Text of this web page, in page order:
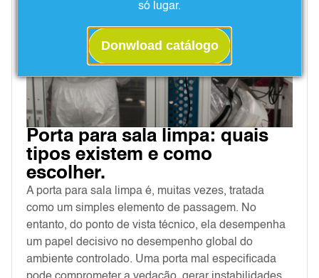
só lugar.
Donwload catálogo
Porta para sala limpa: quais
tipos existem e como
escolher.
A porta para sala limpa é, muitas vezes, tratada
como um simples elemento de passagem. No
entanto, do ponto de vista técnico, ela desempenha
um papel decisivo no desempenho global do
ambiente controlado. Uma porta mal especificada